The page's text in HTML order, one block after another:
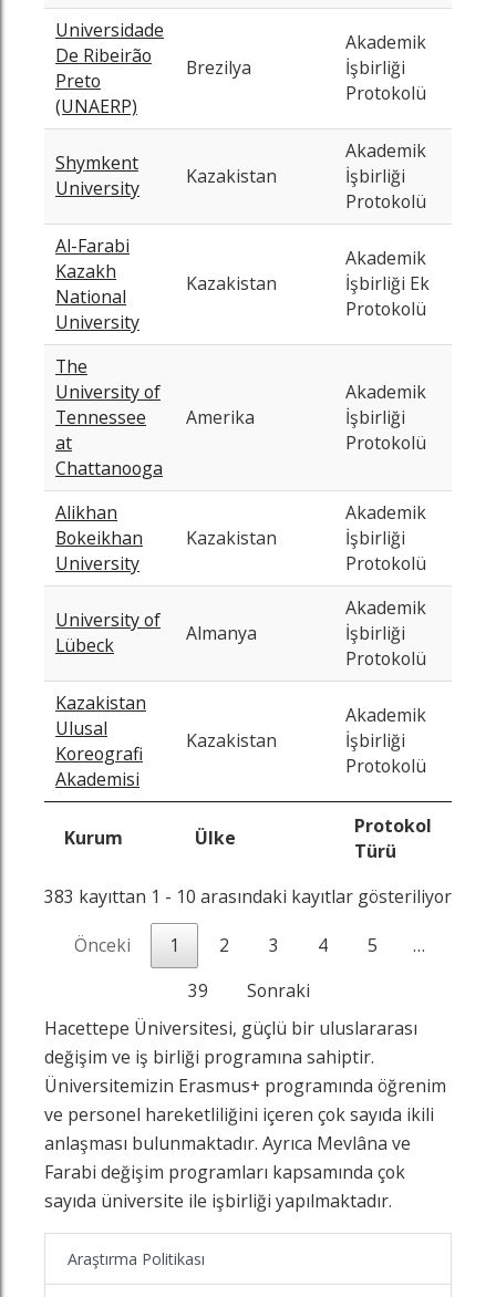
Universidade
De Ribeirão
Preto
(UNAERP)
Brezilya
Akademik
İşbirliği
Protokolü
Shymkent
University
Kazakistan
Akademik
İşbirliği
Protokolü
Al-Farabi
Kazakh
National
University
Kazakistan
Akademik
İşbirliği Ek
Protokolü
The
University of
Tennessee
at
Chattanooga
Amerika
Akademik
İşbirliği
Protokolü
Alikhan
Bokeikhan
University
Kazakistan
Akademik
İşbirliği
Protokolü
University of
Lübeck
Almanya
Akademik
İşbirliği
Protokolü
Kazakistan
Ulusal
Koreografi
Akademisi
Kazakistan
Akademik
İşbirliği
Protokolü
Kurum Ülke
Protokol
Türü
383 kayıttan 1 - 10 arasındaki kayıtlar gösteriliyor
Önceki
1 2 3 4 5
…
39
Sonraki
Hacettepe Üniversitesi, güçlü bir uluslararası
değişim ve iş birliği programına sahiptir.
Üniversitemizin Erasmus+ programında öğrenim
ve personel hareketliliğini içeren çok sayıda ikili
anlaşması bulunmaktadır. Ayrıca Mevlâna ve
Farabi değişim programları kapsamında çok
sayıda üniversite ile işbirliği yapılmaktadır.
Araştırma Politikası